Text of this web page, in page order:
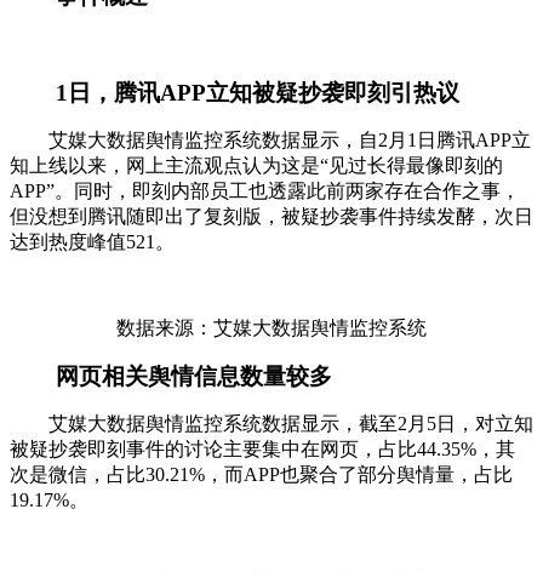
1日，腾讯APP立知被疑抄袭即刻引热议
艾媒大数据舆情监控系统数据显示，自2月1日腾讯APP立
知上线以来，网上主流观点认为这是“见过长得最像即刻的
APP”。同时，即刻内部员工也透露此前两家存在合作之事，
但没想到腾讯随即出了复刻版，被疑抄袭事件持续发酵，次日
达到热度峰值521。
数据来源：艾媒大数据舆情监控系统
网页相关舆情信息数量较多
艾媒大数据舆情监控系统数据显示，截至2月5日，对立知
被疑抄袭即刻事件的讨论主要集中在网页，占比44.35%，其
次是微信，占比30.21%，而APP也聚合了部分舆情量，占比
19.17%。